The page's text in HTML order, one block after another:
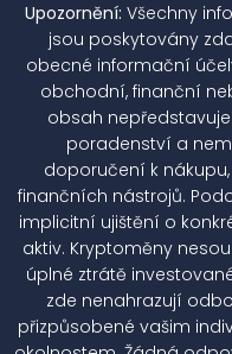
Upozornění: Všechny
jsou poskytovány
obecné informační
obchodní, finanční
obsah
poradenství a
doporučení k
finančních nástrojů.
implicitní ujištění o
aktiv. Kryptoměny
úplné ztrátě
zde nenahrazují
přizpůsobené vašim